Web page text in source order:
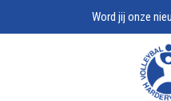
Word jij onze